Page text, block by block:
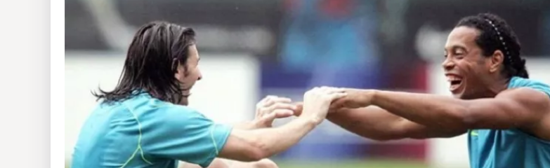
Multimedia